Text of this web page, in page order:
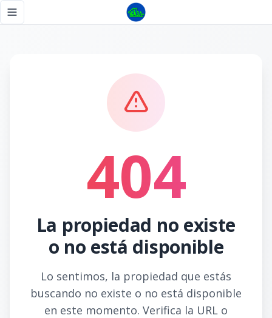
Toggle navigation menu
404
La propiedad no existe
o no está disponible
Lo sentimos, la propiedad que estás
buscando no existe o no está disponible
en este momento. Verifica la URL o
Página no encontrada - Tu Casa RD